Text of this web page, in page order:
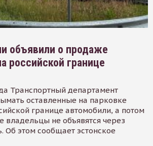
объявили о продаже
российской границе
Транспортный департамент
оставленные на парковке
границе автомобили, а потом
владельцы не объявятся через
Об этом сообщает эстонское